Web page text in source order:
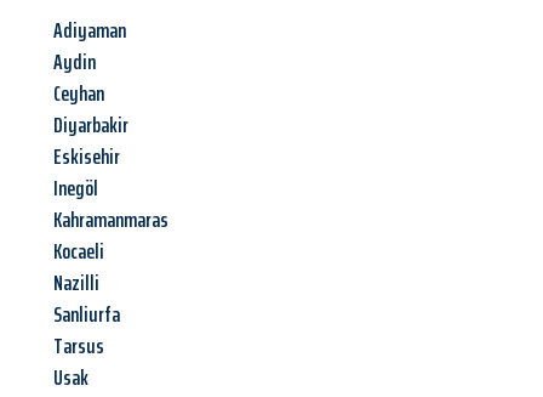
Adiyaman
Aydin
Ceyhan
Diyarbakir
Eskisehir
Inegöl
Kahramanmaras
Kocaeli
Nazilli
Sanliurfa
Tarsus
Usak